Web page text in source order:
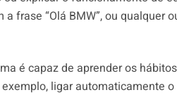
a frase “Olá BMW”, ou qualquer
é capaz de aprender os
ligar automaticamente